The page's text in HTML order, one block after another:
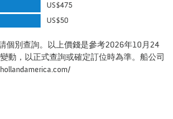
US$475
US$50
個別查詢。以上價錢是參考2026年10月24
動，以正式查詢或確定訂位時為準。船公司